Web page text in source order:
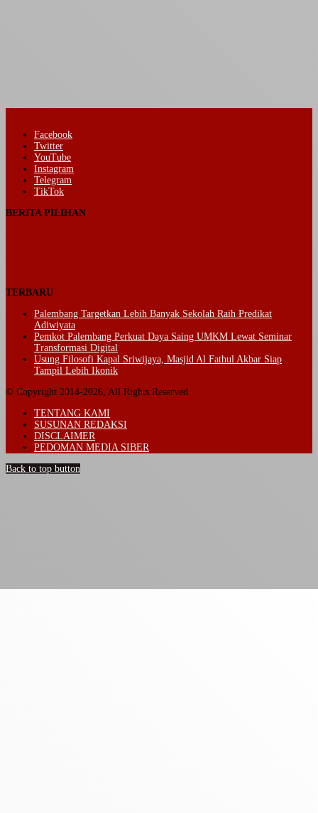
Facebook
Twitter
YouTube
Instagram
Telegram
TikTok
BERITA PILIHAN
TERBARU
Palembang Targetkan Lebih Banyak Sekolah Raih Predikat
Adiwiyata
Pemkot Palembang Perkuat Daya Saing UMKM Lewat Seminar
Transformasi Digital
Usung Filosofi Kapal Sriwijaya, Masjid Al Fathul Akbar Siap
Tampil Lebih Ikonik
© Copyright 2014-2026, All Rights Reserved
TENTANG KAMI
SUSUNAN REDAKSI
DISCLAIMER
PEDOMAN MEDIA SIBER
Back to top button